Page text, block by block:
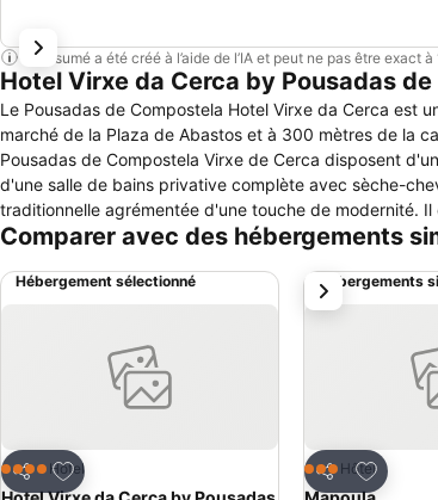
Ce résumé a été créé à l’aide de l’IA et peut ne pas être exact à
Hotel Virxe da Cerca by Pousadas
Le Pousadas de Compostela Hotel Virxe da Cerca est
marché de la Plaza de Abastos et à 300 mètres de la cathédrale.
Pousadas de Compostela Virxe de Cerca disposent
d'une salle de bains privative complète avec sèche-cheveux et articles de toilette. Le
traditionnelle agrémentée d'une touche de modernité.
imprenable sur le couvent de Belvís et la Cité de la Culture. L'hôtel possède 2 salles informatiques et une réception ouverte 24h/24. Un
Comparer avec des hébergements
Hébergement sélectionné
Partager
Ajouter à mes favoris
4 ÉtoilesHôtel
Hébergements
Partager
Ajouter à
3 ÉtoilesHôtel
suivant